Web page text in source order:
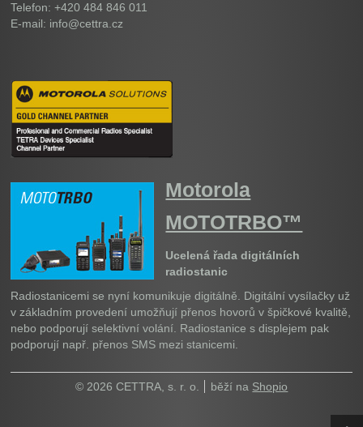
Telefon: +420 484 846 011
E-mail: info@cettra.cz
Motorola
MOTOTRBO™
Ucelená řada digitálních
radiostanic
Radiostanicemi se nyní komunikuje digitálně. Digitální vysílačky už
v základním provedení umožňují přenos hovorů v špičkové kvalitě,
nebo podporují selektivní volání. Radiostanice s displejem pak
podporují např. přenos SMS mezi stanicemi.
© 2026 CETTRA, s. r. o. běží na Shopio